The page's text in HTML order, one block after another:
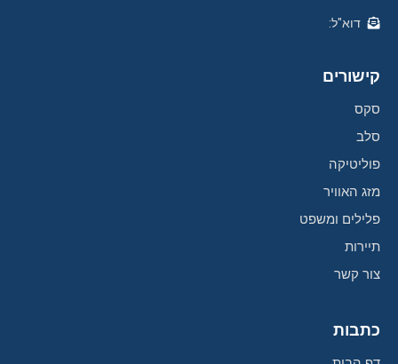
דוא"ל:
קישורים
סקס
סלב
פוליטיקה
מזג האוויר
פלילים ומשפט
תיירות
צור קשר
כתבות